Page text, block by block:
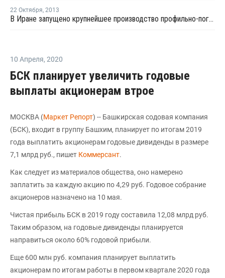
22 Октября, 2013
В Иране запущено крупнейшее производство профильно-погонажных изделий из ПВХ
10 Апреля, 2020
БСК планирует увеличить годовые
выплаты акционерам втрое
МОСКВА (Маркет Репорт) -- Башкирская содовая компания
(БСК), входит в группу Башхим, планирует по итогам 2019
года выплатить акционерам годовые дивиденды в размере
7,1 млрд руб., пишет Коммерсант.
Как следует из материалов общества, оно намерено
заплатить за каждую акцию по 4,29 руб. Годовое собрание
акционеров назначено на 10 мая.
Чистая прибыль БСК в 2019 году составила 12,08 млрд руб.
Таким образом, на годовые дивиденды планируется
направиться около 60% годовой прибыли.
Еще 600 млн руб. компания планирует выплатить
акционерам по итогам работы в первом квартале 2020 года